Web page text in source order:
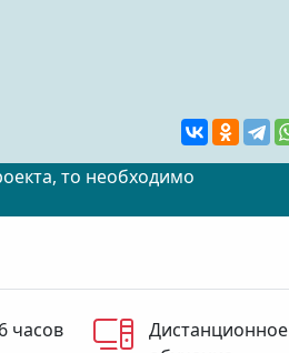
то необходимо
часов
Дистанционное